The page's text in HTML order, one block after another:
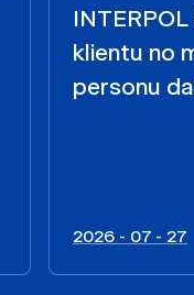
klientu no
personu
2026 - 07 - 27